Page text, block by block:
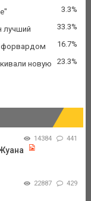
3.3%
лучший 33.3%
форвардом 16.7%
новую
23.3%
14384 441
22887 429